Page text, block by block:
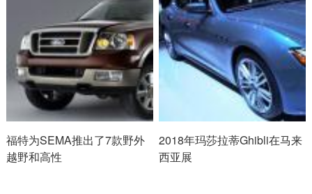
福特为SEMA推出了7款野外
越野和高性
2018年玛莎拉蒂Ghibli在马来
西亚展